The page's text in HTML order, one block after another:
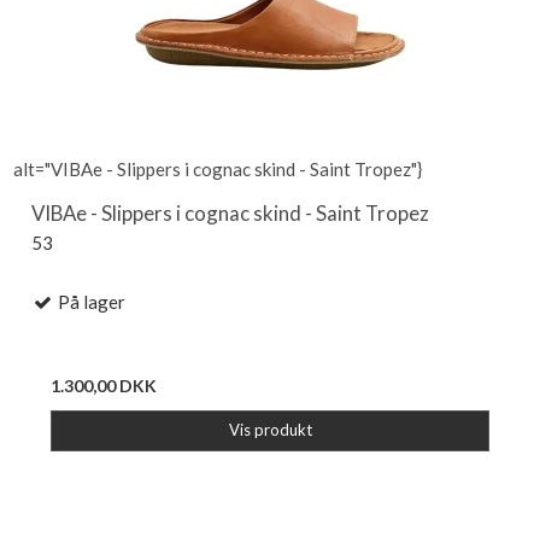
alt="VIBAe - Slippers i cognac skind - Saint Tropez"}
VIBAe - Slippers i cognac skind - Saint Tropez
53
På lager
1.300,00 DKK
Vis produkt